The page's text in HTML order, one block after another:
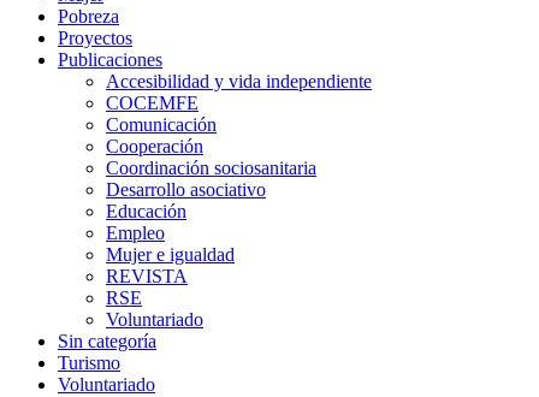
Pobreza
Proyectos
Publicaciones
Accesibilidad y vida independiente
COCEMFE
Comunicación
Cooperación
Coordinación sociosanitaria
Desarrollo asociativo
Educación
Empleo
Mujer e igualdad
REVISTA
RSE
Voluntariado
Sin categoría
Turismo
Voluntariado